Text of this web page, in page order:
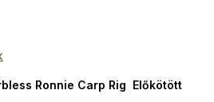
Ronnie Carp Rig Előkötött